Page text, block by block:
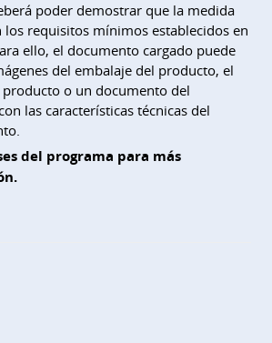
poder demostrar que la medida
los requisitos mínimos establecidos en
ello, el documento cargado puede
del embalaje del producto, el
o un documento del
las características técnicas del
del programa para más